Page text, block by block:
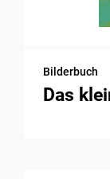
Bilderbuch
Das